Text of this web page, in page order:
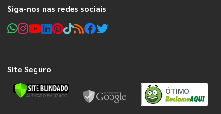
Siga-nos nas redes sociais
Site Seguro
ÓTIMO